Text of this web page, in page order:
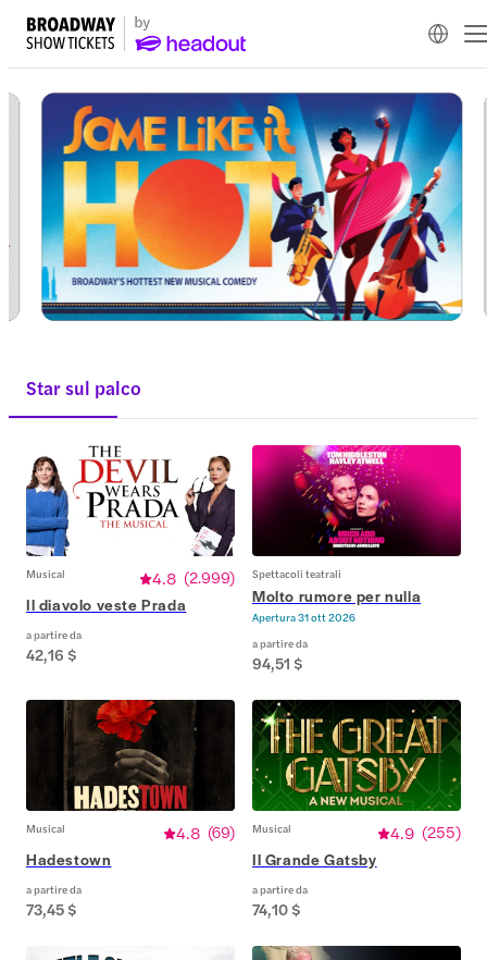
Star sul palco
Musical 4.8 (2.999)
Il diavolo veste Prada
a partire da
42,16 $
Spettacoli teatrali
Molto rumore per nulla
Apertura31 ott 2026
a partire da
94,51 $
Musical 4.8 (69)
Hadestown
a partire da
73,45 $
Musical 4.9 (255)
Il Grande Gatsby
a partire da
74,10 $